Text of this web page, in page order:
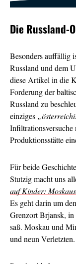
Die Russland-
Besonders auffällig
Russland und dem
diese Artikel in die
Forderung der
Russland zu
einziges
Infiltrationsversuche
Produktionsstätte
Für beide
Stutzig macht uns
auf Kinder:
Es geht darin um
Grenzort Brjansk, in
saß. Moskau und
und neun Verletzten.